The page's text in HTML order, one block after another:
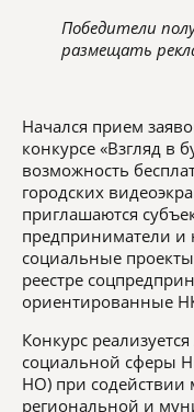
Победители
размещать
Начался прием
конкурсе «Взгляд в
возможность
городских
приглашаются
предприниматели и
социальные
реестре
ориентированные
Конкурс
социальной сферы
НО) при содействии
региональной и